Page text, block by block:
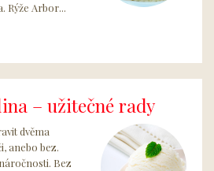
Rýže Arbor...
– užitečné rady
dvěma
anebo bez.
Bez